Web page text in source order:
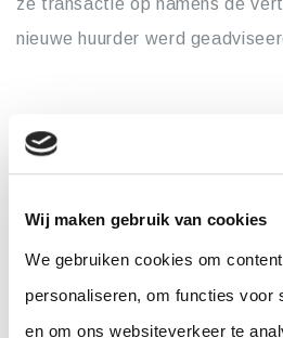
Wij maken gebruik van cookies
We gebruiken cookies om
personaliseren, om functies voor
en om ons websiteverkeer te
ze transactie op namens de
nieuwe huurder werd